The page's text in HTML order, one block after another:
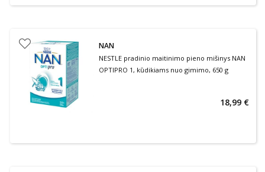
NAN
NESTLE pradinio maitinimo pieno mišinys NAN
OPTIPRO 1, kūdikiams nuo gimimo, 650 g
18,99 €